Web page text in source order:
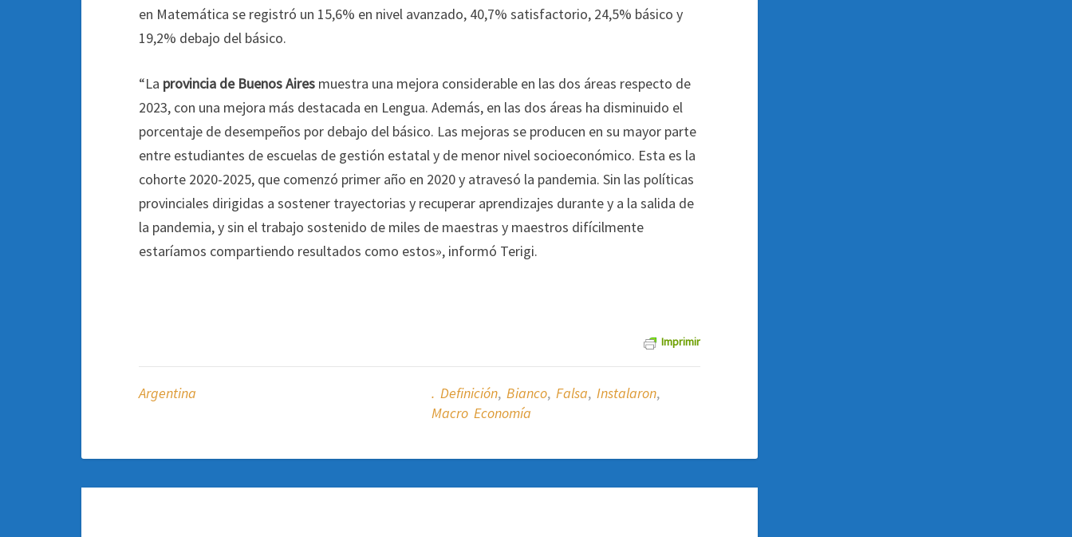
en Matemática se registró un 15,6% en nivel avanzado, 40,7% satisfactorio, 24,5% básico y
19,2% debajo del básico.
“La provincia de Buenos Aires muestra una mejora considerable en las dos áreas respecto de
2023, con una mejora más destacada en Lengua. Además, en las dos áreas ha disminuido el
porcentaje de desempeños por debajo del básico. Las mejoras se producen en su mayor parte
entre estudiantes de escuelas de gestión estatal y de menor nivel socioeconómico. Esta es la
cohorte 2020-2025, que comenzó primer año en 2020 y atravesó la pandemia. Sin las políticas
provinciales dirigidas a sostener trayectorias y recuperar aprendizajes durante y a la salida de
la pandemia, y sin el trabajo sostenido de miles de maestras y maestros difícilmente
estaríamos compartiendo resultados como estos», informó Terigi.
Imprimir
Argentina . Definición, Bianco, Falsa, Instalaron,
Macro Economía